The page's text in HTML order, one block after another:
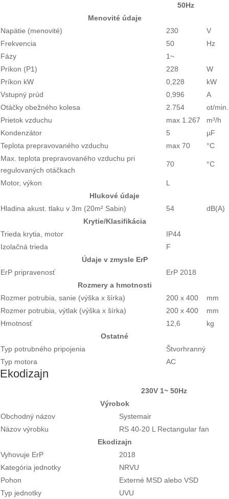
50Hz
Menovité údaje
Napätie (menovité)
230
V
Frekvencia
50
Hz
Fázy
1~
Príkon (P1)
228
W
Príkon kW
0,228
kW
Vstupný prúd
0,996
A
Otáčky obežného kolesa
2.754
ot/min.
Prietok vzduchu
max 1.267
m³/h
Kondenzátor
5
µF
Teplota prepravovaného vzduchu
max 70
°C
Max. teplota prepravovaného vzduchu pri
regulovaných otáčkach
70 °C
Motor, výkon
L
Hlukové údaje
Hladina akust. tlaku v 3m (20m² Sabin)
54
dB(A)
Krytie/Klasifikácia
Trieda krytia, motor
IP44
Izolačná trieda
F
Údaje v zmysle ErP
ErP pripravenosť
ErP 2018
Rozmery a hmotnosti
Rozmer potrubia, sanie (výška x šírka)
200 x 400
mm
Rozmer potrubia, výtlak (výška x šírka)
200 x 400
mm
Hmotnosť
12,6
kg
Ostatné
Typ potrubného pripojenia
Štvorhranný
Typ motora
AC
Ekodizajn
230V 1~ 50Hz
Výrobok
Obchodný názov
Systemair
Názov výrobku
RS 40-20 L Rectangular fan
Ekodizajn
Vyhovuje ErP
2018
Kategória jednotky
NRVU
Pohon
Externé MSD alebo VSD
Typ jednotky
UVU